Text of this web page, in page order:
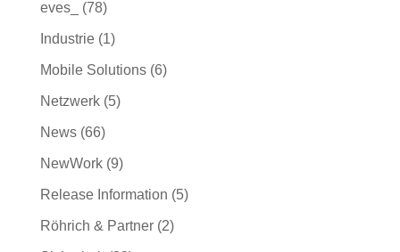
eves_ (78)
Industrie(1)
Mobile Solutions(6)
Netzwerk(5)
News(66)
NewWork(9)
Release Information (5)
Röhrich & Partner(2)